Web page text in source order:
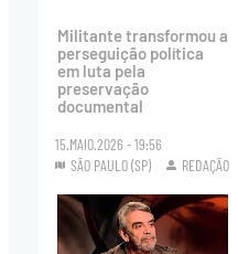
Militante transformou a
perseguição política
em luta pela
preservação
documental
15.MAIO.2026 - 19:56
SÃO PAULO (SP)
REDAÇÃO